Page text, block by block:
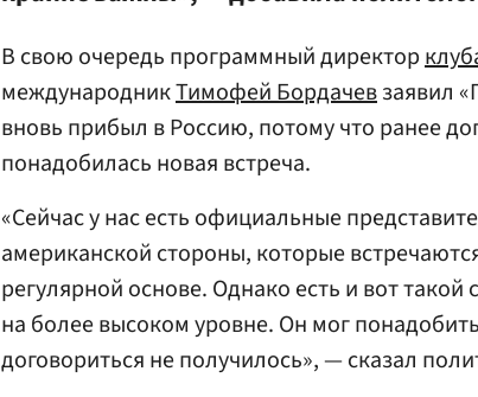
В свою очередь программный директор
международникТимофей Бордачевзаявил
вновь прибыл в Россию, потому что ранее
понадобилась новая встреча.
«Сейчас у нас есть официальные
американской стороны, которые
регулярной основе. Однако есть и вот
на более высоком уровне. Он мог
договориться не получилось», — сказал